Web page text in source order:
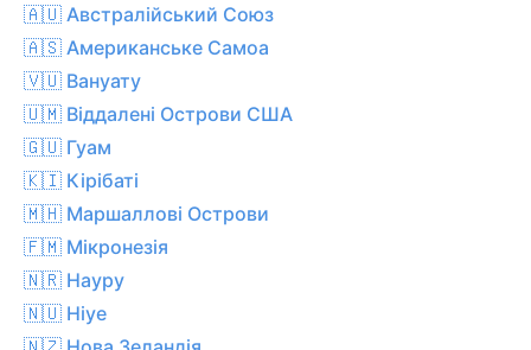
🇦🇺 Австралійський Союз
🇦🇸 Американське Самоа
🇻🇺 Вануату
🇺🇲 Віддалені Острови США
🇬🇺 Гуам
🇰🇮 Кірібаті
🇲🇭 Маршаллові Острови
🇫🇲 Мікронезія
🇳🇷 Науру
🇳🇺 Ніуе